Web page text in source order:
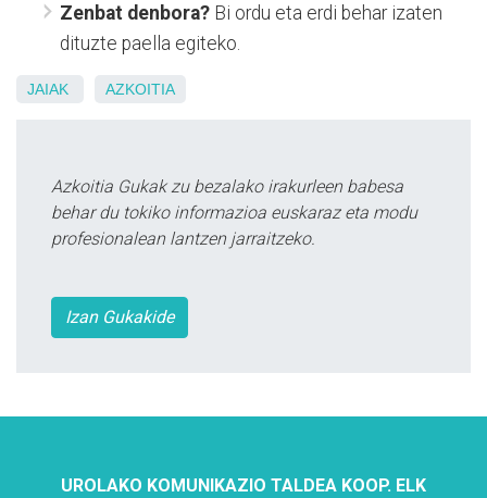
Zenbat denbora? Bi ordu eta erdi behar izaten
dituzte paella egiteko.
JAIAK AZKOITIA
Azkoitia Gukak zu bezalako irakurleen babesa
behar du tokiko informazioa euskaraz eta modu
profesionalean lantzen jarraitzeko.
Izan Gukakide
UROLAKO KOMUNIKAZIO TALDEA KOOP. ELK